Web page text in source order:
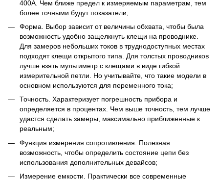
400А. Чем ближе предел к измеряемым параметрам, тем
более точными будут показатели;
Форма. Выбор зависит от величины обхвата, чтобы была
возможность удобно защелкнуть клещи на проводнике.
Для замеров небольших токов в труднодоступных местах
подходят клещи открытого типа. Для толстых проводников
лучше взять мультиметр с клещами в виде гибкой
измерительной петли. Но учитывайте, что такие модели в
основном используются для переменного тока;
Точность. Характеризует погрешность прибора и
определяется в процентах. Чем выше точность, тем лучше
удастся сделать замеры, максимально приближенные к
реальным;
Функция измерения сопротивления. Полезная
возможность, чтобы определить состояние цепи без
использования дополнительных девайсов;
Измерение емкости. Практически все современные